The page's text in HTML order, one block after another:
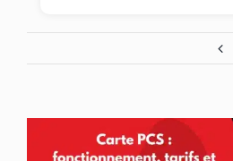
Service
Panier